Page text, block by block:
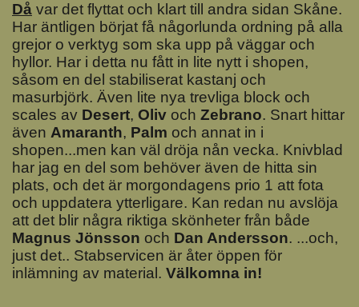
Då var det flyttat och klart till andra sidan Skåne.
Har äntligen börjat få någorlunda ordning på alla
grejor o verktyg som ska upp på väggar och
hyllor. Har i detta nu fått in lite nytt i shopen,
såsom en del stabiliserat kastanj och
masurbjörk. Även lite nya trevliga block och
scales av Desert, Oliv och Zebrano. Snart hittar
även Amaranth, Palm och annat in i
shopen...men kan väl dröja nån vecka. Knivblad
har jag en del som behöver även de hitta sin
plats, och det är morgondagens prio 1 att fota
och uppdatera ytterligare. Kan redan nu avslöja
att det blir några riktiga skönheter från både
Magnus Jönsson och Dan Andersson. ...och,
just det.. Stabservicen är åter öppen för
inlämning av material. Välkomna in!